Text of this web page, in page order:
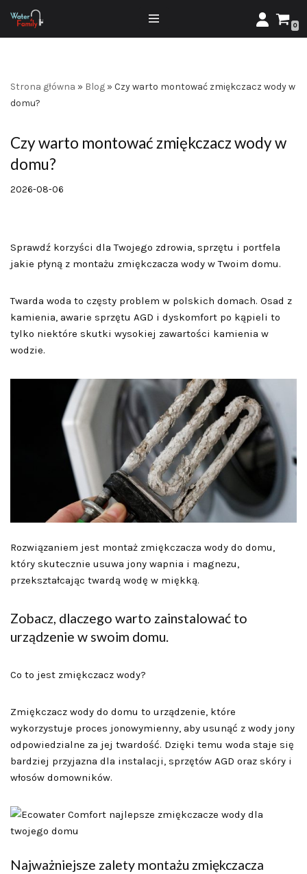
Przejdź
0
Strona główna » Blog » Czy warto montować zmiękczacz wody w
domu?
Czy warto montować zmiękczacz wody w
domu?
2026-08-06
Sprawdź korzyści dla Twojego zdrowia, sprzętu i portfela
jakie płyną z montażu zmiękczacza wody w Twoim domu.
Twarda woda to częsty problem w polskich domach. Osad z
kamienia, awarie sprzętu AGD i dyskomfort po kąpieli to
tylko niektóre skutki wysokiej zawartości kamienia w
wodzie.
Rozwiązaniem jest montaż zmiękczacza wody do domu,
który skutecznie usuwa jony wapnia i magnezu,
przekształcając twardą wodę w miękką.
Zobacz, dlaczego warto zainstalować to
urządzenie w swoim domu.
Co to jest zmiękczacz wody?
Zmiękczacz wody do domu to urządzenie, które
wykorzystuje proces jonowymienny, aby usunąć z wody jony
odpowiedzialne za jej twardość. Dzięki temu woda staje się
bardziej przyjazna dla instalacji, sprzętów AGD oraz skóry i
włosów domowników.
Najważniejsze zalety montażu zmiękczacza